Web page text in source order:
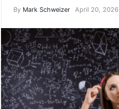
By Mark Schweizer April 20, 2026